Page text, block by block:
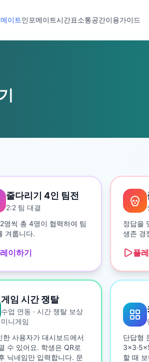
이트인포메이트시간표소통공간이용가이드
줄다리기 4인 팀전
2:2 팀 대결
명씩 총 4명이 협력하여 팀
겨룹니다.
이하기
정답을
생존 경
플
게임 시간 쟁탈
수업 연동 · 시간 쟁탈 보상
미니게임
한 사용자가 대시보드에서
수 있어요. 학생은 QR로
닉네임만 입력합니다. 문
단답형
할 때